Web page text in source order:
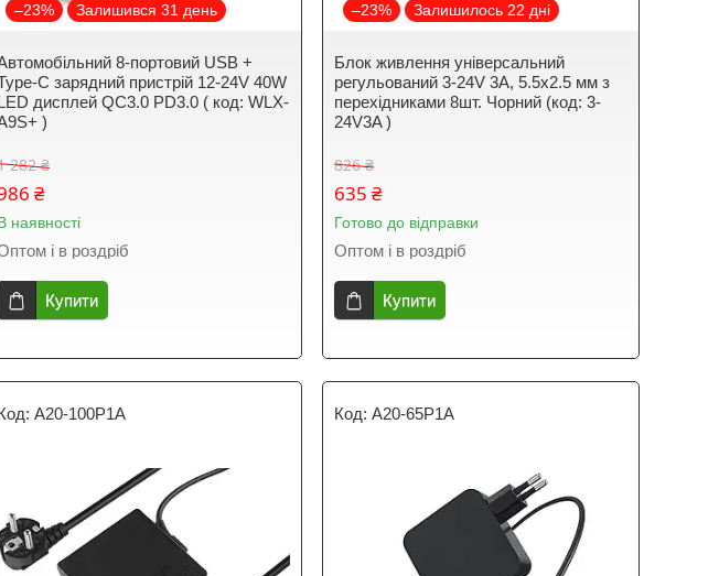
–23% Залишився 31 день
8-портовий USB +
C зарядний пристрій 12-24V 40W
дисплей QC3.0 PD3.0 ( код: WLX-
)
282 ₴
₴
наявності
і в роздріб
Купити
–23% Залишилось 22 дні
Блок живлення універсальний
регульований 3-24V 3A, 5.5x2.5 мм з
перехідниками 8шт. Чорний (код: 3-
24V3A )
826 ₴
635 ₴
Готово до відправки
Оптом і в роздріб
Купити
A20-100P1A A20-65P1A